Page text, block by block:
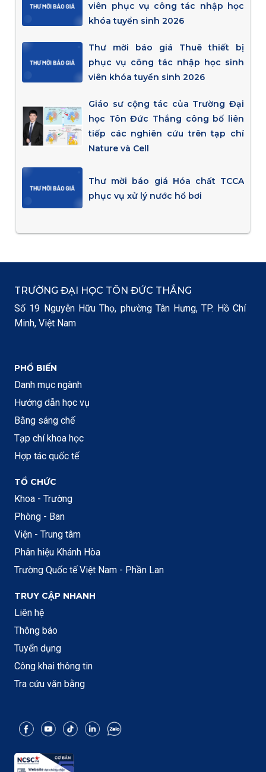
viên phục vụ công tác nhập học
khóa tuyển sinh 2026
Thư mời báo giá Thuê thiết bị
phục vụ công tác nhập học sinh
viên khóa tuyển sinh 2026
Giáo sư cộng tác của Trường Đại
học Tôn Đức Thắng công bố liên
tiếp các nghiên cứu trên tạp chí
Nature và Cell
Thư mời báo giá Hóa chất TCCA
phục vụ xử lý nước hồ bơi
TRƯỜNG ĐẠI HỌC TÔN ĐỨC THẮNG
Số 19 Nguyễn Hữu Thọ, phường Tân Hưng, TP. Hồ Chí
Minh, Việt Nam
PHỔ BIẾN
Danh mục ngành
Hướng dẫn học vụ
Bằng sáng chế
Tạp chí khoa học
Hợp tác quốc tế
TỔ CHỨC
Khoa - Trường
Phòng - Ban
Viện - Trung tâm
Phân hiệu Khánh Hòa
Trường Quốc tế Việt Nam - Phần Lan
TRUY CẬP NHANH
Liên hệ
Thông báo
Tuyển dụng
Công khai thông tin
Tra cứu văn bằng